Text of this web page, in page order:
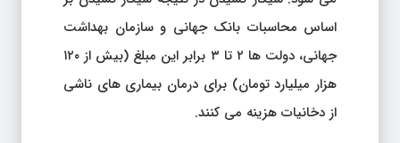
اساس محاسبات بانک جهانی و سازمان بهداشت
جهانی، دولت ها ۲ تا ۳ برابر این مبلغ (بیش از ۱۲۰
هزار میلیارد تومان) برای درمان بیماری های ناشی
از دخانیات هزینه می کنند.